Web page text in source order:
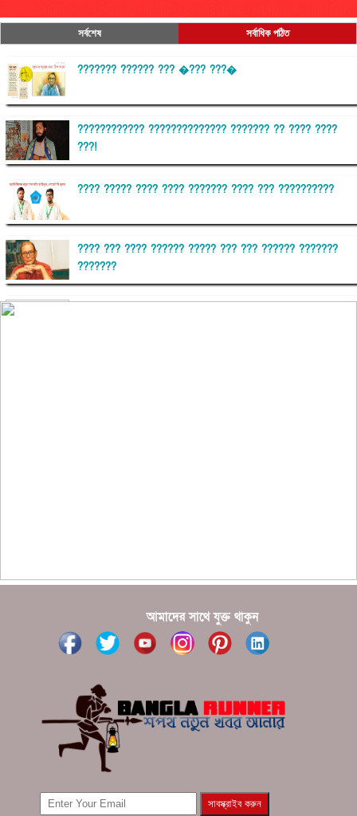
সর্বশেষ সর্বাধিক পঠিত
??????? ?????? ??? �??? ???�
???????????? ?????????????? ??????? ?? ???? ????
???!
???? ????? ???? ???? ??????? ???? ??? ??????????
???? ??? ???? ?????? ????? ??? ??? ?????? ???????
???????
?????? ????? ?????? ???? ???? ?????
আমাদের সাথে যুক্ত থাকুন